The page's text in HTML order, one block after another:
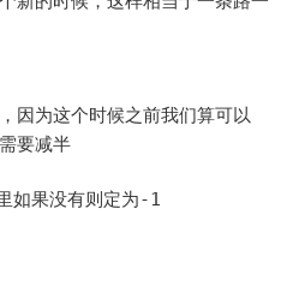
因为这个时候之前我们算可以
要减半
如果没有则定为-1